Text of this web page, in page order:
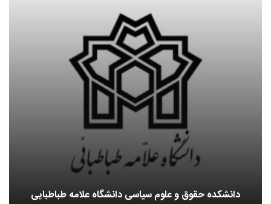
دانشکده حقوق و علوم سیاسی دانشگاه علامه طباطبایی